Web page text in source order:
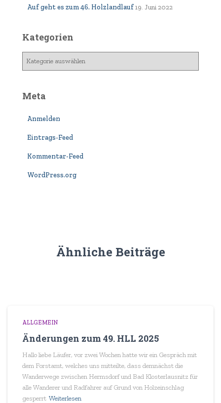
Auf geht es zum 46. Holzlandlauf19. Juni 2022
Kategorien
g
Meta
Anmelden
Eintrags-Feed
Kommentar-Feed
WordPress.org
Ähnliche Beiträge
ALLGEMEIN
Änderungen zum 49. HLL 2025
Hallo liebe Läufer, vor zwei Wochen hatte wir ein Gespräch mit
dem Forstamt, welches uns mitteilte, dass demnächst die
Wanderwege zwischen Hermsdorf und Bad Klosterlausnitz für
alle Wanderer und Radfahrer auf Grund von Holzeinschlag
gesperrt Weiterlesen